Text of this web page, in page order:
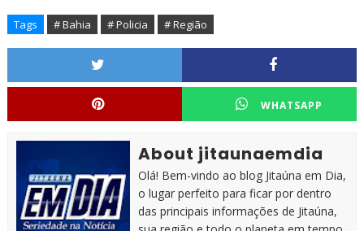
Tags # Bahia # Policia # Região
WHATSAPP
About jitaunaemdia
Olá! Bem-vindo ao blog Jitaúna em Dia,
o lugar perfeito para ficar por dentro
das principais informações de Jitaúna,